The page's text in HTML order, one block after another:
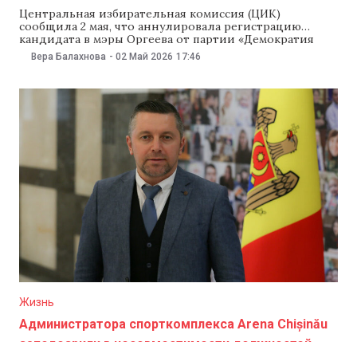
Центральная избирательная комиссия (ЦИК)
сообщила 2 мая, что аннулировала регистрацию
кандидата в мэры Оргеева от партии «Демократия
дома» Виктора Перцу на местных выборах 17 мая 2026
года. Решение приняли, рассмотрев запрос соперника
Серджиу Станчу, который обвинил Перцу и
формирование, которое его выдвинуло, в
Вера Балахнова - 02 Май 2026 17:46
Жизнь
Администратора спорткомплекса Arena Chișinău